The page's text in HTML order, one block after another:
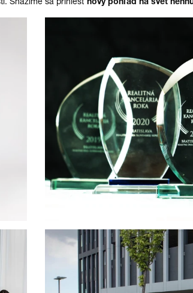
Snažíme sa priniesť nový pohľad na svet